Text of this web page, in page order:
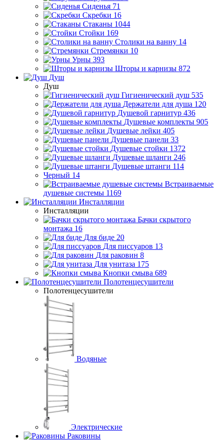
Сиденья 71
Скребки 16
Стаканы 1044
Стойки 169
Столики на ванну 14
Стремянки 10
Урны 393
Шторы и карнизы 872
Душ
Душ
Гигиенический душ 535
Держатели для душа 120
Душевой гарнитур 436
Душевые комплекты 905
Душевые лейки 405
Душевые панели 33
Душевые стойки 1372
Душевые шланги 246
Душевые штанги 114
Черный 14
Встраиваемые
душевые системы 1169
Инсталляции
Инсталляции
Бачки скрытого
монтажа 16
Для биде 20
Для писсуаров 13
Для раковин 8
Для унитаза 175
Кнопки смыва 689
Полотенцесушители
Полотенцесушители
Водяные
Электрические
Раковины